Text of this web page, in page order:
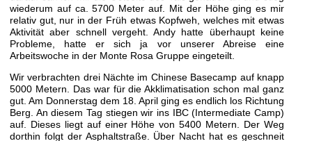
wiederum auf ca. 5700 Meter auf. Mit der Höhe ging es mir
relativ gut, nur in der Früh etwas Kopfweh, welches mit etwas
Aktivität aber schnell vergeht. Andy hatte überhaupt keine
Probleme, hatte er sich ja vor unserer Abreise eine
Arbeitswoche in der Monte Rosa Gruppe eingeteilt.
Wir verbrachten drei Nächte im Chinese Basecamp auf knapp
5000 Metern. Das war für die Akklimatisation schon mal ganz
gut. Am Donnerstag dem 18. April ging es endlich los Richtung
Berg. An diesem Tag stiegen wir ins IBC (Intermediate Camp)
auf. Dieses liegt auf einer Höhe von 5400 Metern. Der Weg
dorthin folgt der Asphaltstraße. Über Nacht hat es geschneit